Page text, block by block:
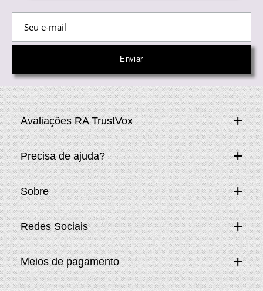
Avaliações RA TrustVox
Precisa de ajuda?
Sobre
Redes Sociais
Meios de pagamento